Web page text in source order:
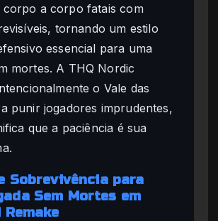
corpo a corpo fatais com
tornando um estilo
essencial para uma
mortes. A THQ Nordic
o Vale das
punir jogadores imprudentes,
que a paciência é sua
Sobrevivência para
Sem Mortes em
Remake